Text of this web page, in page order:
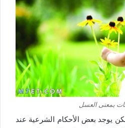
بمعنى العسل
يوجد بعض الأحكام الشرعية عند